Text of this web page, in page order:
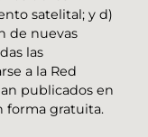
satelital; y d)
de nuevas
las
a la Red
publicados en
forma gratuita.